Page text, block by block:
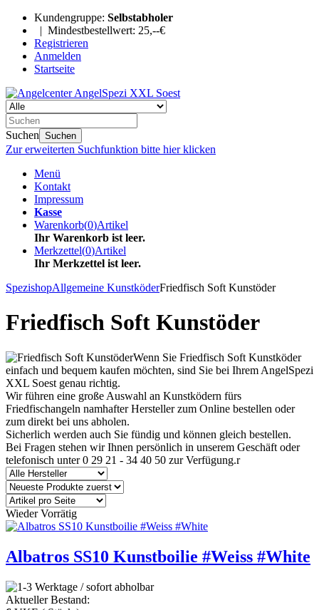
Kundengruppe: Selbstabholer
| Mindestbestellwert: 25,--€
Registrieren
Anmelden
Startseite
Suchen Suchen
Zur erweiterten Suchfunktion bitte hier klicken
Menü
Kontakt
Impressum
Kasse
Warenkorb(0)Artikel
Ihr Warenkorb ist leer.
Merkzettel(0)Artikel
Ihr Merkzettel ist leer.
SpezishopAllgemeine KunstköderFriedfisch Soft Kunstöder
Friedfisch Soft Kunstöder
Wenn Sie Friedfisch Soft Kunstköder
einfach und bequem kaufen möchten, sind Sie bei Ihrem AngelSpezi
XXL Soest genau richtig.
Wir führen eine große Auswahl an Kunstködern fürs
Friedfischangeln namhafter Hersteller zum Online bestellen oder
zum direkt bei uns abholen.
Sicherlich werden auch Sie fündig und können gleich bestellen.
Bei Fragen stehen wir Ihnen persönlich in unserem Geschäft oder
telefonisch unter 0 29 21 - 34 40 50 zur Verfügung.r
Wieder Vorrätig
Albatros SS10 Kunstboilie #Weiss #White
Aktueller Bestand: